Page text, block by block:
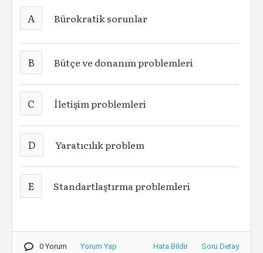
A Bürokratik sorunlar
B Bütçe ve donanım problemleri
C İletişim problemleri
D Yaratıcılık problem
E Standartlaştırma problemleri
0 Yorum Yorum Yap Hata Bildir Soru Detay